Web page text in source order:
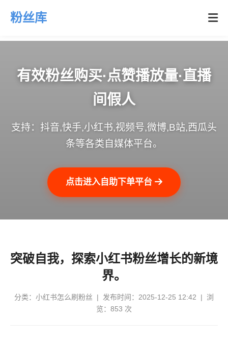
粉丝库
有效粉丝购买·点赞播放量·直播
间假人
支持：抖音,快手,小红书,视频号,微博,B站,西瓜头
条等各类自媒体平台。
点击进入自助下单平台
突破自我，探索小红书粉丝增长的新境
界。
分类： 小红书怎么刷粉丝 | 发布时间：2025-12-25 12:42 | 浏
览：853 次